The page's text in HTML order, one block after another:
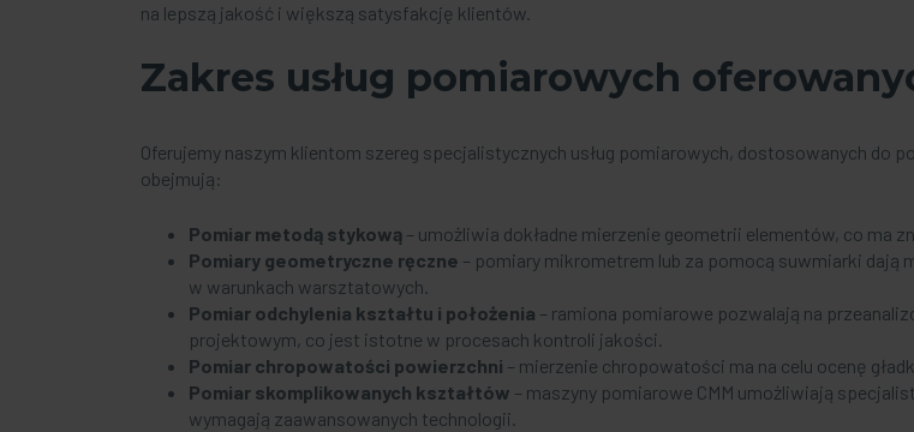
na lepszą jakość i większą satysfakcję klientów.
Zakres usług pomiarowych
Oferujemy naszym klientom szereg specjalistycznych usług pomiarowych, dostosowanych do
obejmują:
Pomiar metodą stykową – umożliwia dokładne mierzenie geometrii elementów, co ma
Pomiary geometryczne ręczne – pomiary mikrometrem lub za pomocą suwmiarki
w warunkach warsztatowych.
Pomiar odchylenia kształtu i położenia – ramiona pomiarowe pozwalają na
projektowym, co jest istotne w procesach kontroli jakości.
Pomiar chropowatości powierzchni – mierzenie chropowatości ma na celu ocenę
Pomiar skomplikowanych kształtów – maszyny pomiarowe CMM umożliwiają
wymagają zaawansowanych technologii.